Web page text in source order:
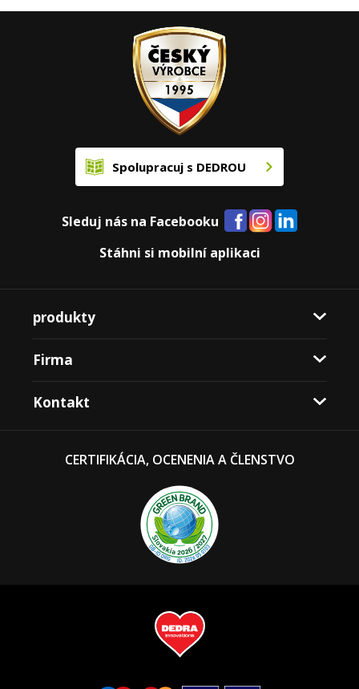
Spolupracuj s DEDROU
Sleduj nás na Facebooku
Stáhni si mobilní aplikaci
produkty
Firma
Kontakt
CERTIFIKÁCIA, OCENENIA A ČLENSTVO